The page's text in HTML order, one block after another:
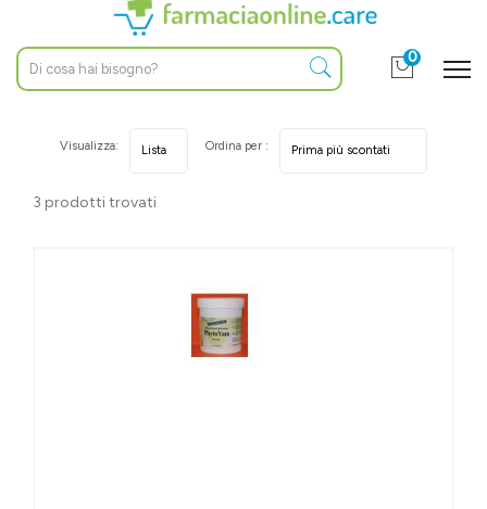
0
3 prodotti trovati
Visualizza: Ordina per :